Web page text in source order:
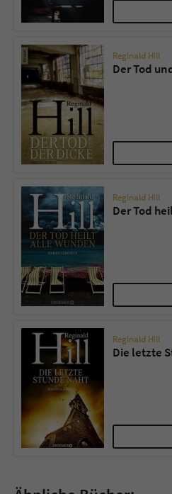
Reginald Hill
Der Tod
Reginald Hill
Der Tod
Reginald Hill
Die letzte